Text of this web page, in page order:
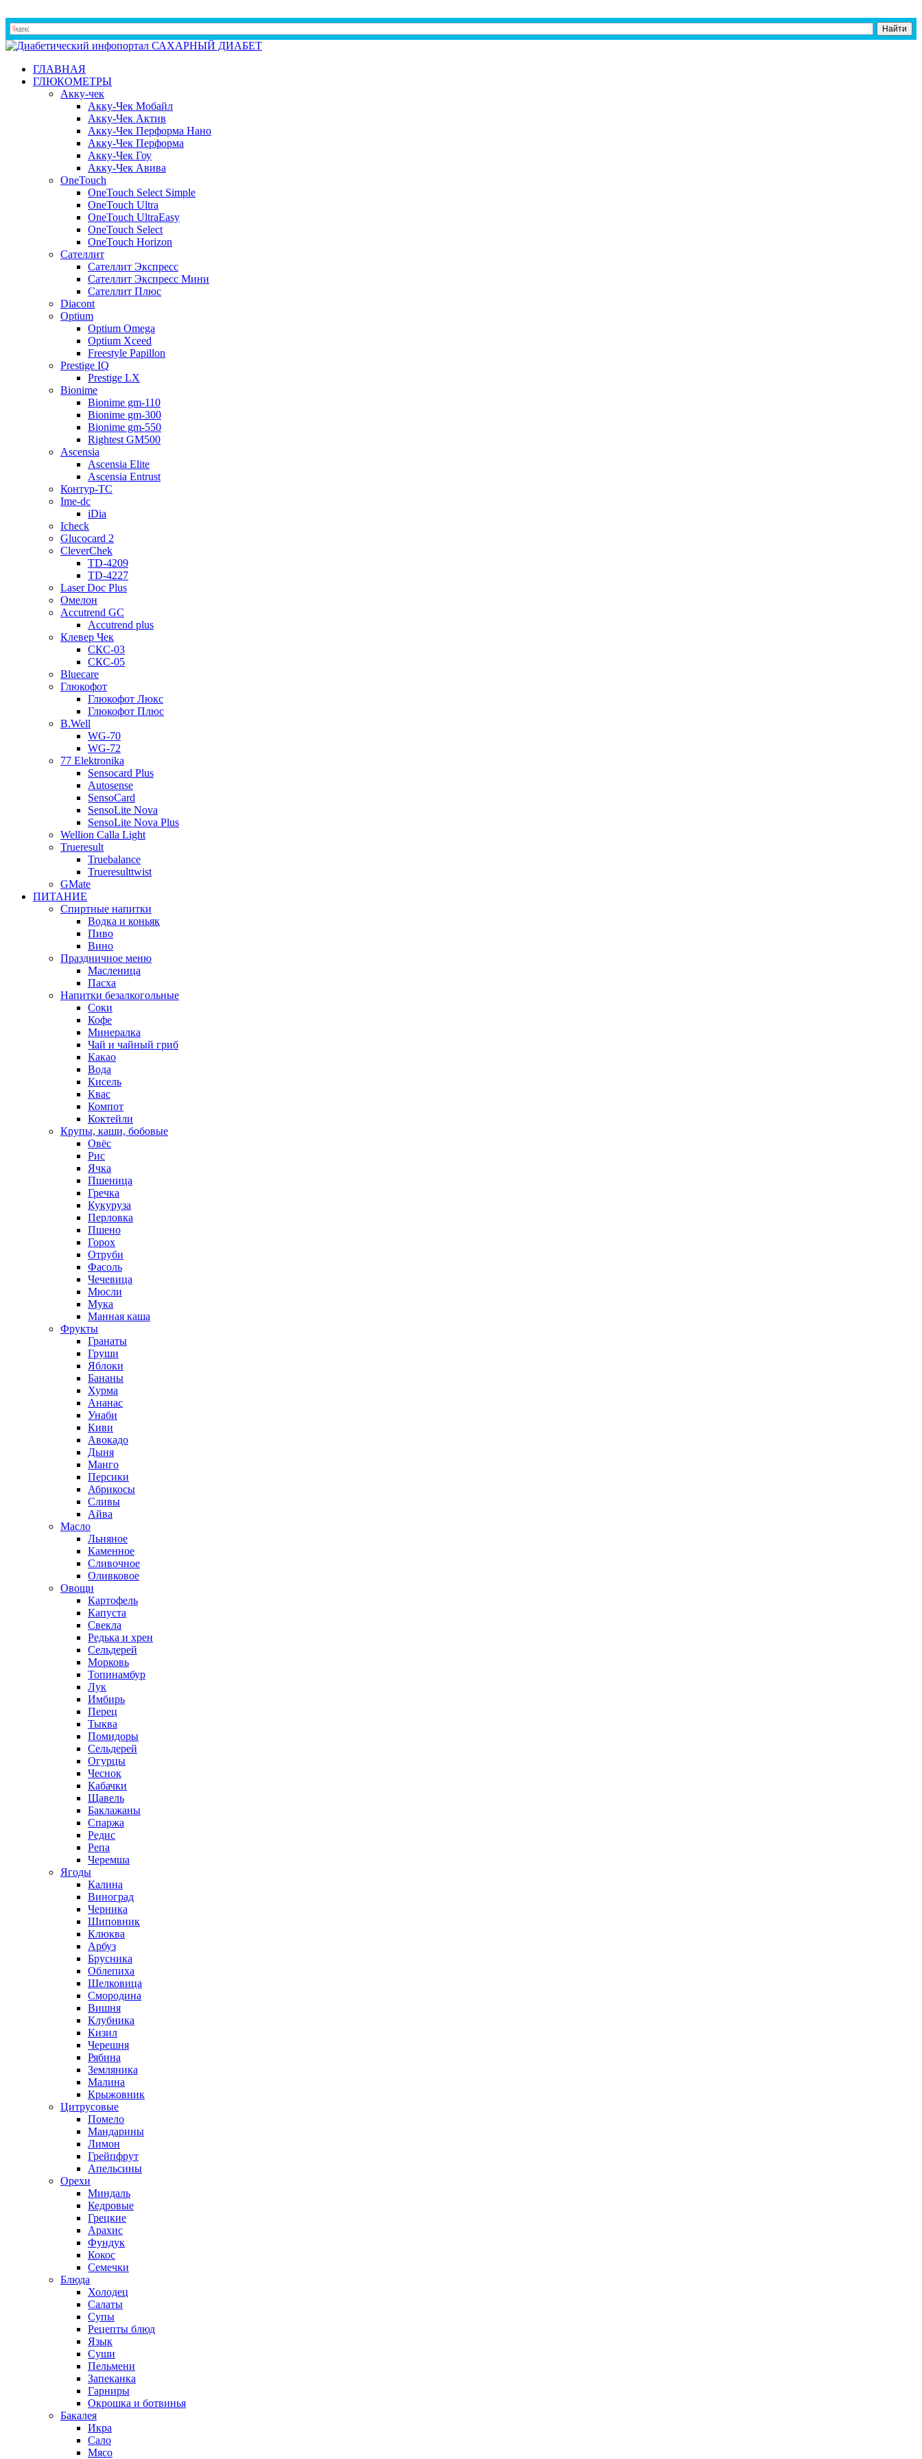
ГЛАВНАЯ
ГЛЮКОМЕТРЫ
Акку-чек
Акку-Чек Мобайл
Акку-Чек Актив
Акку-Чек Перформа Нано
Акку-Чек Перформа
Акку-Чек Гоу
Акку-Чек Авива
OneTouch
OneTouch Select Simple
OneTouch Ultra
OneTouch UltraEasy
OneTouch Select
OneTouch Horizon
Сателлит
Сателлит Экспресс
Сателлит Экспресс Мини
Сателлит Плюс
Diacont
Optium
Optium Omega
Optium Xceed
Freestyle Papillon
Prestige IQ
Prestige LX
Bionime
Bionime gm-110
Bionime gm-300
Bionime gm-550
Rightest GM500
Ascensia
Ascensia Elite
Ascensia Entrust
Контур-ТС
Ime-dc
iDia
Icheck
Glucocard 2
CleverChek
TD-4209
TD-4227
Laser Doc Plus
Омелон
Accutrend GC
Accutrend plus
Клевер Чек
СКС-03
СКС-05
Bluecare
Глюкофот
Глюкофот Люкс
Глюкофот Плюс
B.Well
WG-70
WG-72
77 Elektronika
Sensocard Plus
Autosense
SensoCard
SensoLite Nova
SensoLite Nova Plus
Wellion Calla Light
Trueresult
Truebalance
Trueresulttwist
GMate
ПИТАНИЕ
Спиртные напитки
Водка и коньяк
Пиво
Вино
Праздничное меню
Масленица
Пасха
Напитки безалкогольные
Соки
Кофе
Минералка
Чай и чайный гриб
Какао
Вода
Кисель
Квас
Компот
Коктейли
Крупы, каши, бобовые
Овёс
Рис
Ячка
Пшеница
Гречка
Кукуруза
Перловка
Пшено
Горох
Отруби
Фасоль
Чечевица
Мюсли
Мука
Манная каша
Фрукты
Гранаты
Груши
Яблоки
Бананы
Хурма
Ананас
Унаби
Киви
Авокадо
Дыня
Манго
Персики
Абрикосы
Сливы
Айва
Масло
Льняное
Каменное
Сливочное
Оливковое
Овощи
Картофель
Капуста
Свекла
Редька и хрен
Сельдерей
Морковь
Топинамбур
Лук
Имбирь
Перец
Тыква
Помидоры
Сельдерей
Огурцы
Чеснок
Кабачки
Щавель
Баклажаны
Спаржа
Редис
Репа
Черемша
Ягоды
Калина
Виноград
Черника
Шиповник
Клюква
Арбуз
Брусника
Облепиха
Шелковица
Смородина
Вишня
Клубника
Кизил
Черешня
Рябина
Земляника
Малина
Крыжовник
Цитрусовые
Помело
Мандарины
Лимон
Грейпфрут
Апельсины
Орехи
Миндаль
Кедровые
Грецкие
Арахис
Фундук
Кокос
Семечки
Блюда
Холодец
Салаты
Супы
Рецепты блюд
Язык
Суши
Пельмени
Запеканка
Гарниры
Окрошка и ботвинья
Бакалея
Икра
Сало
Мясо